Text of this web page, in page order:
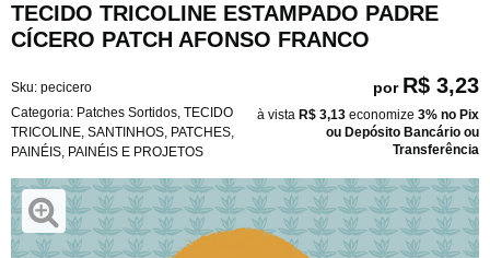
TECIDO TRICOLINE ESTAMPADO PADRE
CÍCERO PATCH AFONSO FRANCO
Sku: pecicero
Categoria: Patches Sortidos TECIDO
TRICOLINE SANTINHOS PATCHES
PAINÉIS PAINÉIS E PROJETOS
por R$ 3,23
à vista R$ 3,13 economize 3% no Pix
ou Depósito Bancário ou
Transferência